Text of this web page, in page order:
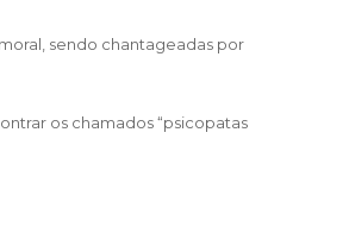
sendo chantageadas por
os chamados “psicopatas